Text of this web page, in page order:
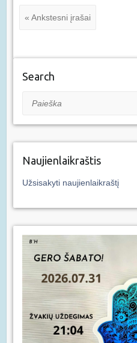
« Ankstesni įrašai
Search
Paieška
Naujienlaikraštis
Užsisakyti naujienlaikraštį